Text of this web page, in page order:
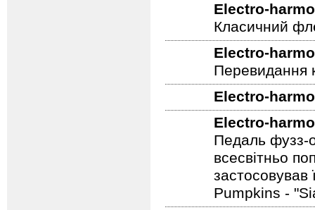
Electro-
Класичний
Electro-
Перевидання
Electro-
Electro-
Педаль фузз-
всесвітньо
застосовував
Pumpkins -